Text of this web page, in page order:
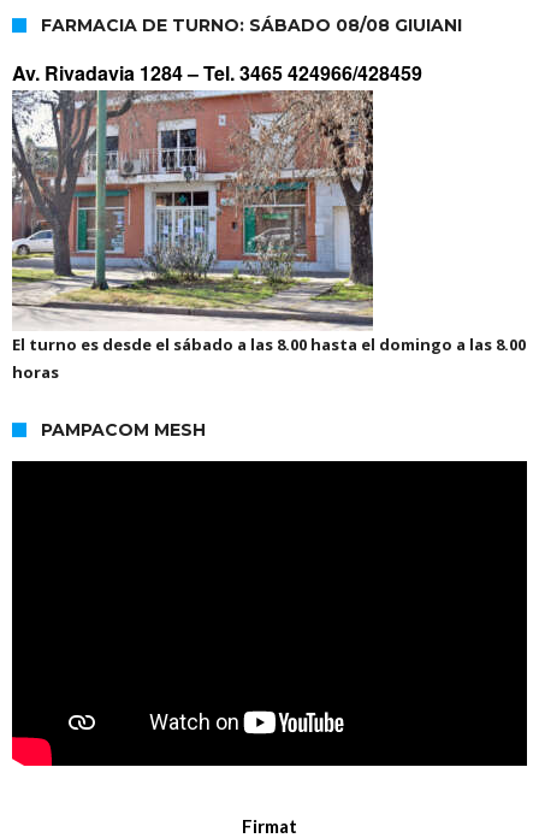
FARMACIA DE TURNO: SÁBADO 08/08 GIUIANI
Av. Rivadavia 1284 –Tel. 3465 424966/428459
El turno es desde el sábado a las 8.00 hasta el domingo a las 8.00
horas
PAMPACOM MESH
Firmat